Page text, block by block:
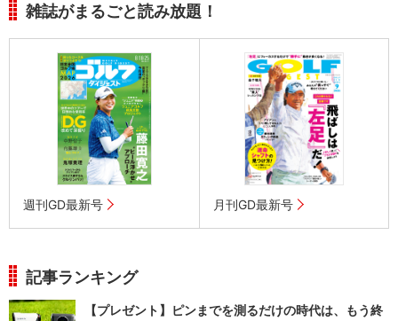
雑誌がまるごと読み放題！
週刊GD最新号 月刊GD最新号
記事ランキング
【プレゼント】ピンまでを測るだけの時代は、もう終